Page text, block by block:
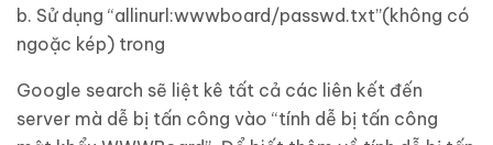
b. Sử dụng “allinurl:wwwboard/passwd.txt”(không có
ngoặc kép) trong
Google search sẽ liệt kê tất cả các liên kết đến
server mà dễ bị tấn công vào “tính dễ bị tấn công